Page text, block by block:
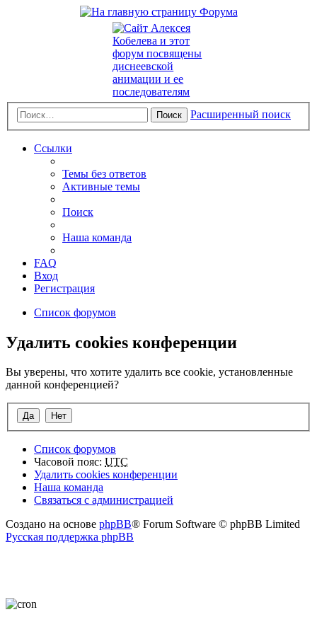
Поиск Расширенный поиск
Ссылки
Темы без ответов
Активные темы
Поиск
Наша команда
FAQ
Вход
Регистрация
Список форумов
Удалить cookies конференции
Вы уверены, что хотите удалить все cookie, установленные
данной конференцией?
Список форумов
Часовой пояс: UTC
Удалить cookies конференции
Наша команда
Связаться с администрацией
Создано на основе phpBB® Forum Software © phpBB Limited
Русская поддержка phpBB